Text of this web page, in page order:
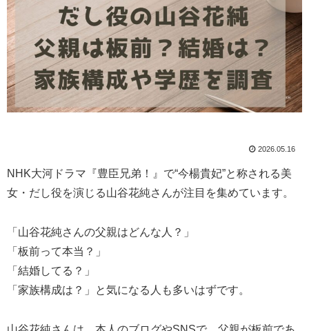
2026.05.16
NHK大河ドラマ『豊臣兄弟！』で“今楊貴妃”と称される美
女・だし役を演じる山谷花純さんが注目を集めています。
「山谷花純さんの父親はどんな人？」
「板前って本当？」
「結婚してる？」
「家族構成は？」と気になる人も多いはずです。